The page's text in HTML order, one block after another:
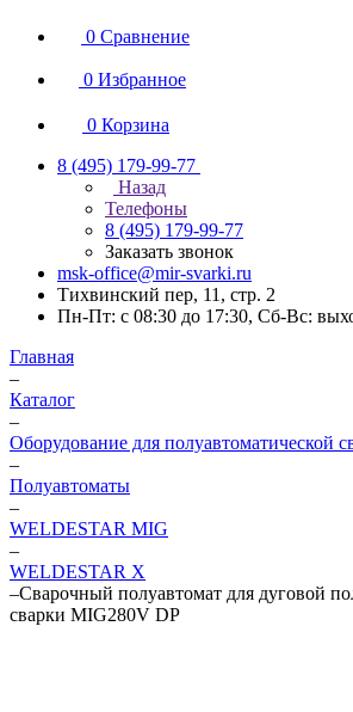
0 Сравнение
0 Избранное
0 Корзина
8 (495) 179-99-77
Назад
Телефоны
8 (495) 179-99-77
Заказать звонок
msk-office@mir-svarki.ru
Тихвинский пер, 11, стр. 2
Пн-Пт: с 08:30 до 17:30, Сб-Вс:
Главная
–
Каталог
–
Оборудование для полуавтоматической
–
Полуавтоматы
–
WELDESTAR MIG
–
WELDESTAR X
–Сварочный полуавтомат для дуговой
сварки MIG280V DP